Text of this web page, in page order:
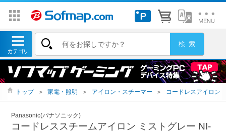
トップ ＞ 家電・照明 ＞ アイロン・スチーマー ＞ コードレスアイロン
Panasonic(パナソニック)
コードレススチームアイロン ミストグレー NI-